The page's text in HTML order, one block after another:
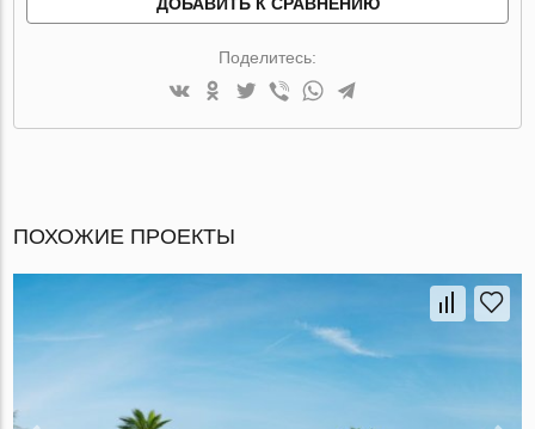
Поделитесь:
ПОХОЖИЕ ПРОЕКТЫ